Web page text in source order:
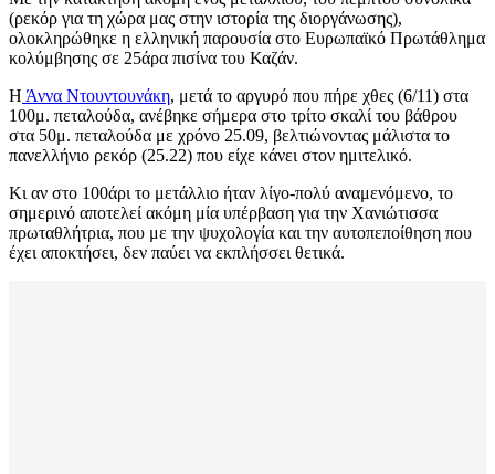
(ρεκόρ για τη χώρα μας στην ιστορία της διοργάνωσης),
ολοκληρώθηκε η ελληνική παρουσία στο Ευρωπαϊκό Πρωτάθλημα
κολύμβησης σε 25άρα πισίνα του Καζάν.
Η Άννα Ντουντουνάκη, μετά το αργυρό που πήρε χθες (6/11) στα
100μ. πεταλούδα, ανέβηκε σήμερα στο τρίτο σκαλί του βάθρου
στα 50μ. πεταλούδα με χρόνο 25.09, βελτιώνοντας μάλιστα το
πανελλήνιο ρεκόρ (25.22) που είχε κάνει στον ημιτελικό.
Κι αν στο 100άρι το μετάλλιο ήταν λίγο-πολύ αναμενόμενο, το
σημερινό αποτελεί ακόμη μία υπέρβαση για την Χανιώτισσα
πρωταθλήτρια, που με την ψυχολογία και την αυτοπεποίθηση που
έχει αποκτήσει, δεν παύει να εκπλήσσει θετικά.